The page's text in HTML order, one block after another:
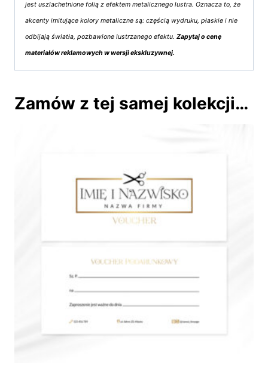
jest uszlachetnione folią z efektem metalicznego lustra. Oznacza to, że
akcenty imitujące kolory metaliczne są: częścią wydruku, płaskie i nie
odbijają światła, pozbawione lustrzanego efektu. Zapytaj o cenę
materiałów reklamowych w wersji ekskluzywnej.
Zamów z tej samej kolekcji…